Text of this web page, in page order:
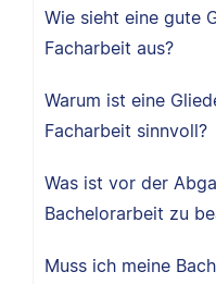
Wie sieht eine gute
Facharbeit aus?
Warum ist eine
Facharbeit sinnvoll?
Was ist vor der
Bachelorarbeit zu
Muss ich meine